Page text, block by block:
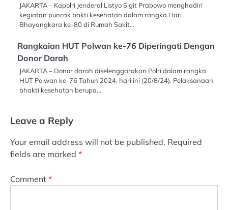
JAKARTA – Kapolri Jenderal Listyo Sigit Prabowo menghadiri
kegiatan puncak bakti kesehatan dalam rangka Hari
Bhayangkara ke-80 di Rumah Sakit…
Rangkaian HUT Polwan ke-76 Diperingati Dengan
Donor Darah
JAKARTA – Donor darah diselenggarakan Polri dalam rangka
HUT Polwan ke-76 Tahun 2024, hari ini (20/8/24). Pelaksanaan
bhakti kesehatan berupa…
Leave a Reply
Your email address will not be published. Required
fields are marked *
Comment *